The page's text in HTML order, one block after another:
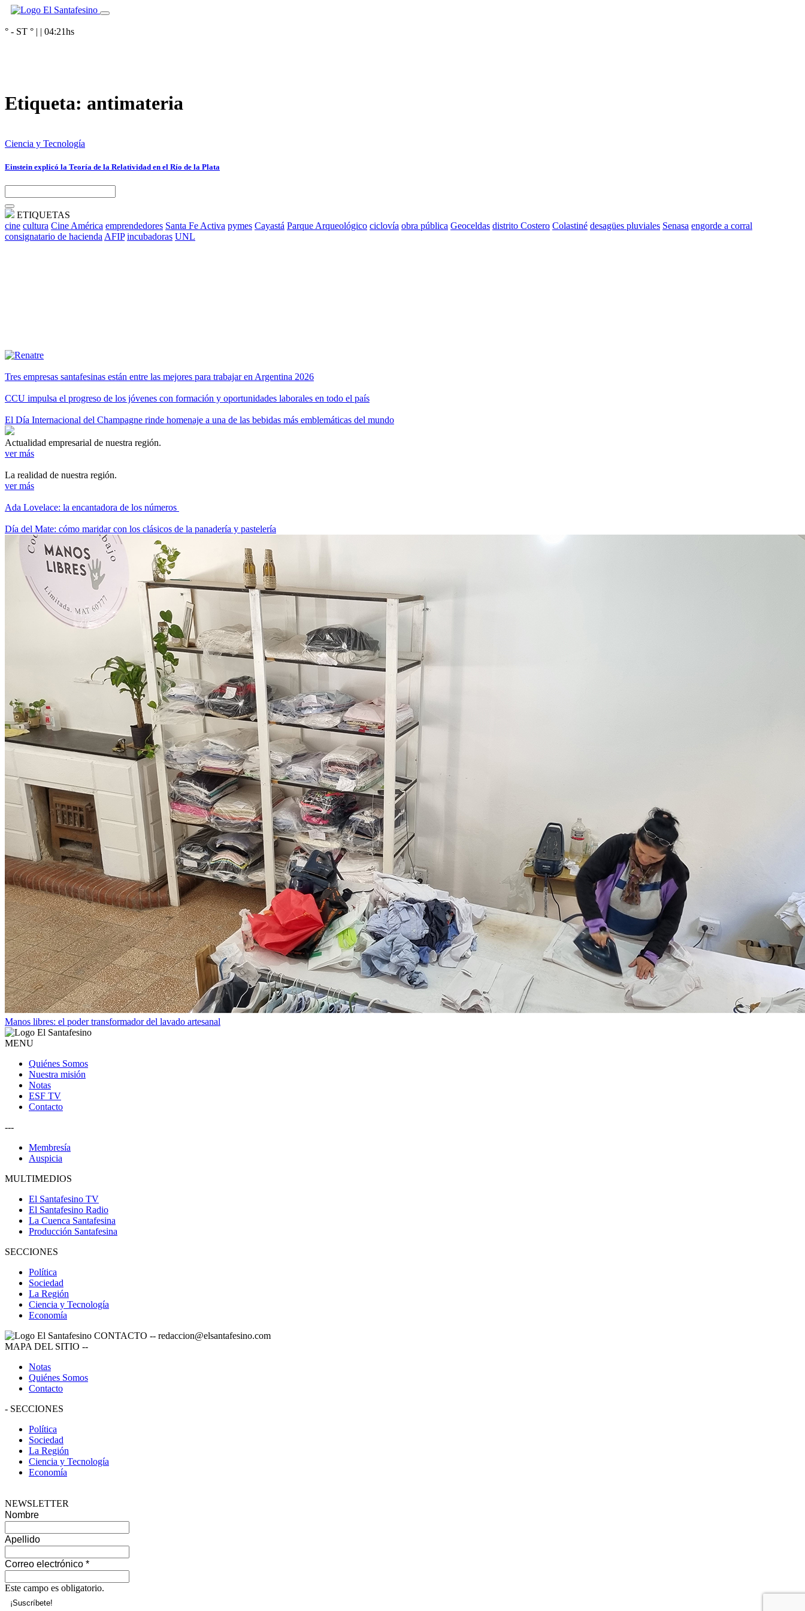
° - ST ° | | 04:21hs
Etiqueta: antimateria
Ciencia y Tecnología
Einstein explicó la Teoría de la Relatividad en el Río de la Plata
ETIQUETAS
cine cultura Cine América emprendedores Santa Fe Activa pymes Cayastá Parque Arqueológico ciclovía obra pública Geoceldas distrito Costero Colastiné desagües pluviales Senasa engorde a corral
consignatario de hacienda AFIP incubadoras UNL
Tres empresas santafesinas están entre las mejores para trabajar en Argentina 2026
CCU impulsa el progreso de los jóvenes con formación y oportunidades laborales en todo el país
El Día Internacional del Champagne rinde homenaje a una de las bebidas más emblemáticas del mundo
Actualidad empresarial de nuestra región.
ver más
La realidad de nuestra región.
ver más
Ada Lovelace: la encantadora de los números
Día del Mate: cómo maridar con los clásicos de la panadería y pastelería
Manos libres: el poder transformador del lavado artesanal
MENU
Quiénes Somos
Nuestra misión
Notas
ESF TV
Contacto
---
Membresía
Auspicia
MULTIMEDIOS
El Santafesino TV
El Santafesino Radio
La Cuenca Santafesina
Producción Santafesina
SECCIONES
Política
Sociedad
La Región
Ciencia y Tecnología
Economía
CONTACTO -- redaccion@elsantafesino.com
MAPA DEL SITIO --
Notas
Quiénes Somos
Contacto
- SECCIONES
Política
Sociedad
La Región
Ciencia y Tecnología
Economía
NEWSLETTER
Nombre
Apellido
Correo electrónico *
Este campo es obligatorio.